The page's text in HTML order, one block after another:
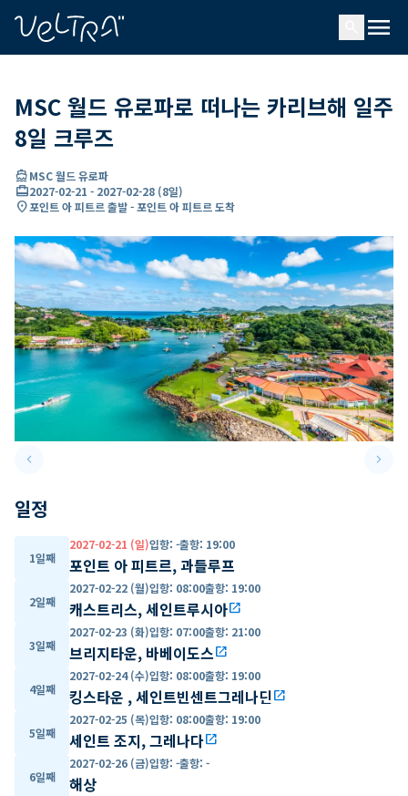
menu
MSC 월드 유로파로 떠나는 카리브해 일주
8일 크루즈
directions_boatMSC 월드 유로파
card_travel2027-02-21 - 2027-02-28 (8일)
location_on포인트 아 피트르 출발 - 포인트 아 피트르 도착
keyboard_arrow_leftPrevious slide keyboard_arrow_right
일정
1일째
2027-02-21 (일)입항: -출항: 19:00
포인트 아 피트르, 과들루프
2일째
2027-02-22 (월)입항: 08:00출항: 19:00
캐스트리스, 세인트루시아open_in_new
3일째
2027-02-23 (화)입항: 07:00출항: 21:00
브리지타운, 바베이도스open_in_new
4일째
2027-02-24 (수)입항: 08:00출항: 19:00
킹스타운 , 세인트빈센트그레나딘open_in_new
5일째
2027-02-25 (목)입항: 08:00출항: 19:00
세인트 조지, 그레나다open_in_new
6일째
2027-02-26 (금)입항: -출항: -
해상